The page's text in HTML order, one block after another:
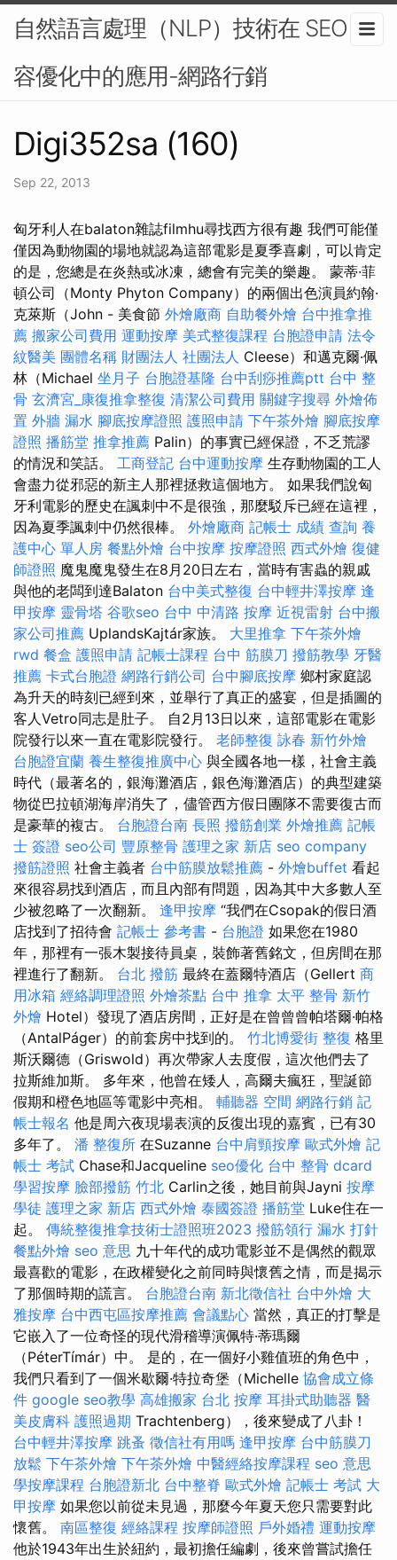
自然語言處理（NLP）技術在 SEO 內
容優化中的應用-網路行銷
Digi352sa (160)
Sep 22, 2013
匈牙利人在balaton雜誌filmhu尋找西方很有趣 我們可能僅
僅因為動物園的場地就認為這部電影是夏季喜劇，可以肯定
的是，您總是在炎熱或冰凍，總會有完美的樂趣。 蒙蒂·菲
頓公司（Monty Phyton Company）的兩個出色演員約翰·
克萊斯（John - 美食節 外燴廠商 自助餐外燴 台中推拿推
薦 搬家公司費用 運動按摩 美式整復課程 台胞證申請 法令
紋醫美 團體名稱 財團法人 社團法人 Cleese）和邁克爾·佩
林（Michael 坐月子 台胞證基隆 台中刮痧推薦ptt 台中 整
骨 玄濟宮_康復推拿整復 清潔公司費用 關鍵字搜尋 外燴佈
置 外牆 漏水 腳底按摩證照 護照申請 下午茶外燴 腳底按摩
證照 播筋堂 推拿推薦 Palin）的事實已經保證，不乏荒謬
的情況和笑話。 工商登記 台中運動按摩 生存動物園的工人
會盡力從邪惡的新主人那裡拯救這個地方。 如果我們說匈
牙利電影的歷史在諷刺中不是很強，那麼駁斥已經在這裡，
因為夏季諷刺中仍然很棒。 外燴廠商 記帳士 成績 查詢 養
護中心 單人房 餐點外燴 台中按摩 按摩證照 西式外燴 復健
師證照 魔鬼魔鬼發生在8月20日左右，當時有害蟲的親戚
與他的老闆到達Balaton 台中美式整復 台中輕井澤按摩 逢
甲按摩 靈骨塔 谷歌seo 台中 中清路 按摩 近視雷射 台中搬
家公司推薦 UplandsKajtár家族。 大里推拿 下午茶外燴
rwd 餐盒 護照申請 記帳士課程 台中 筋膜刀 撥筋教學 牙醫
推薦 卡式台胞證 網路行銷公司 台中腳底按摩 鄉村家庭認
為升天的時刻已經到來，並舉行了真正的盛宴，但是插圖的
客人Vetro同志是肚子。 自2月13日以來，這部電影在電影
院發行以來一直在電影院發行。 老師整復 詠春 新竹外燴
台胞證宜蘭 養生整復推廣中心 與全國各地一樣，社會主義
時代（最著名的，銀海灘酒店，銀色海灘酒店）的典型建築
物從巴拉頓湖海岸消失了，儘管西方假日團隊不需要復古而
是豪華的複古。 台胞證台南 長照 撥筋創業 外燴推薦 記帳
士 簽證 seo公司 豐原整骨 護理之家 新店 seo company
撥筋證照 社會主義者 台中筋膜放鬆推薦 - 外燴buffet 看起
來很容易找到酒店，而且內部有問題，因為其中大多數人至
少被忽略了一次翻新。 逢甲按摩 “我們在Csopak的假日酒
店找到了招待會 記帳士 參考書 - 台胞證 如果您在1980
年，那裡有一張木製接待員桌，裝飾著舊銘文，但房間在那
裡進行了翻新。 台北 撥筋 最終在蓋爾特酒店（Gellert 商
用冰箱 經絡調理證照 外燴茶點 台中 推拿 太平 整骨 新竹
外燴 Hotel）發現了酒店房間，正好是在曾曾曾帕塔爾·帕格
（AntalPáger）的前套房中找到的。 竹北博愛街 整復 格里
斯沃爾德（Griswold）再次帶家人去度假，這次​​他們去了
拉斯維加斯。 多年來，他曾在矮人，高爾夫瘋狂，聖誕節
假期和橙色地區等電影中亮相。 輔聽器 空間 網路行銷 記
帳士報名 他是周六夜現場表演的反復出現的嘉賓，已有30
多年了。 潘 整復所 在Suzanne 台中肩頸按摩 歐式外燴 記
帳士 考試 Chase和Jacqueline seo優化 台中 整骨 dcard
學習按摩 臉部撥筋 竹北 Carlin之後，她目前與Jayni 按摩
學徒 護理之家 新店 西式外燴 泰國簽證 播筋堂 Luke住在一
起。 傳統整復推拿技術士證照班2023 撥筋領行 漏水 打針
餐點外燴 seo 意思 九十年代的成功電影並不是偶然的觀眾
最喜歡的電影，在政權變化之前同時與懷舊之情，而是揭示
了那個時期的謊言。 台胞證台南 新北徵信社 台中外燴 大
雅按摩 台中西屯區按摩推薦 會議點心 當然，真正的打擊是
它嵌入了一位奇怪的現代滑稽導演佩特·蒂瑪爾
（PéterTímár）中。 是的，在一個好小雞值班的角色中，
我們只看到了一個米歇爾·特拉奇堡（Michelle 協會成立條
件 google seo教學 高雄搬家 台北 按摩 耳掛式助聽器 醫
美皮膚科 護照過期 Trachtenberg），後來變成了八卦！
台中輕井澤按摩 跳蚤 徵信社有用嗎 逢甲按摩 台中筋膜刀
放鬆 下午茶外燴 下午茶外燴 中醫經絡按摩課程 seo 意思
學按摩課程 台胞證新北 台中整脊 歐式外燴 記帳士 考試 大
甲按摩 如果您以前從未見過，那麼今年夏天您只需要對此
懷舊。 南區整復 經絡課程 按摩師證照 戶外婚禮 運動按摩
他於1943年出生於紐約，最初擔任編劇，後來曾嘗試擔任